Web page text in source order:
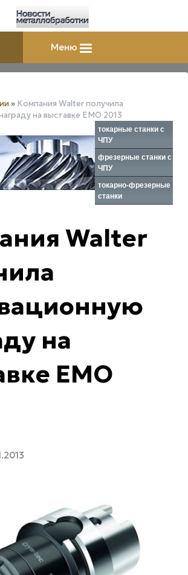
Меню
» Компания Walter получила
на выставке ЕМО 2013
токарные станки с
ЧПУ
фрезерные станки с
ЧПУ
токарно-фрезерные
станки
Walter
на
ЕМО